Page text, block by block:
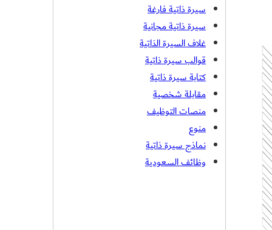
سيرة ذاتية فارغة
سيرة ذاتية مجانية
غلاف السيرة الذاتية
قوالب سيرة ذاتية
كتابة سيرة ذاتية
مقابلة شخصية
منصات التوظيف
منوع
نماذج سيرة ذاتية
وظائف السعودية